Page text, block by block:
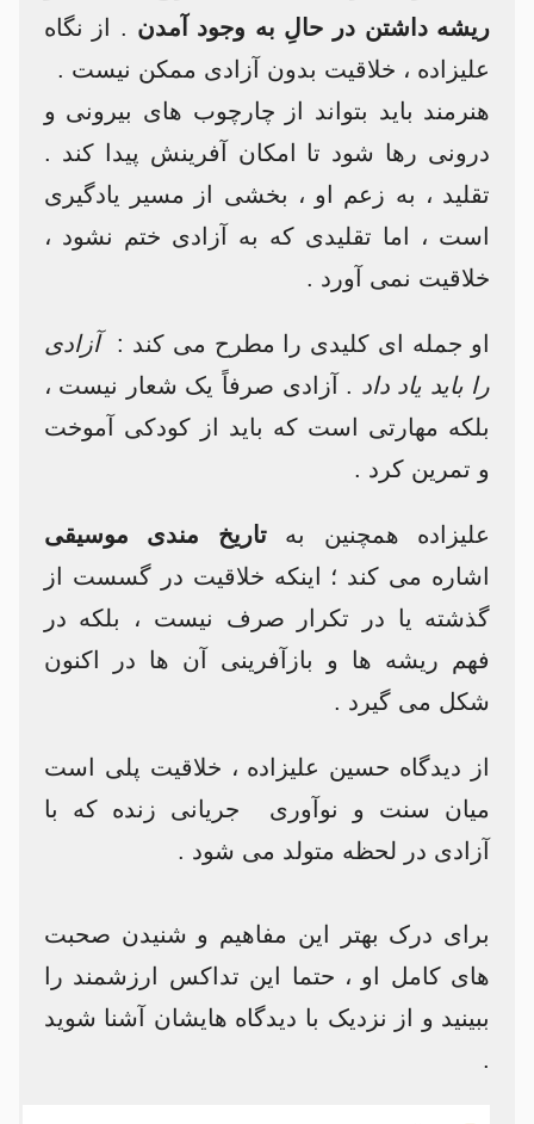
ریشه داشتن در حالِ به وجود آمدن . از نگاه
علیزاده ، خلاقیت بدون آزادی ممکن نیست .
هنرمند باید بتواند از چارچوب های بیرونی و
درونی رها شود تا امکان آفرینش پیدا کند .
تقلید ، به زعم او ، بخشی از مسیر یادگیری
است ، اما تقلیدی که به آزادی ختم نشود ،
خلاقیت نمی آورد .
او جمله ای کلیدی را مطرح می کند : آزادی
را باید یاد داد . آزادی صرفاً یک شعار نیست ،
بلکه مهارتی است که باید از کودکی آموخت
و تمرین کرد .
علیزاده همچنین بهتاریخ مندی موسیقی
اشاره می کند ؛ اینکه خلاقیت در گسست از
گذشته یا در تکرار صرف نیست ، بلکه در
فهم ریشه ها و بازآفرینی آن ها در اکنون
شکل می گیرد .
از دیدگاه حسین علیزاده ، خلاقیت پلی است
میان سنت و نوآوری جریانی زنده که با
آزادی در لحظه متولد می شود .
برای درک بهتر این مفاهیم و شنیدن صحبت
های کامل او ، حتما این تداکس ارزشمند را
ببینید و از نزدیک با دیدگاه هایشان آشنا شوید
.